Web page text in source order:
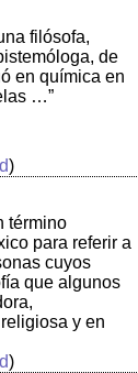
filósofa,
de
en química en
…”
)
término
para referir a
cuyos
que algunos
y en
)